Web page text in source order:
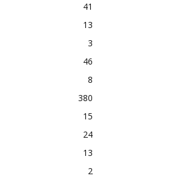
41
13
3
46
8
380
15
24
13
2